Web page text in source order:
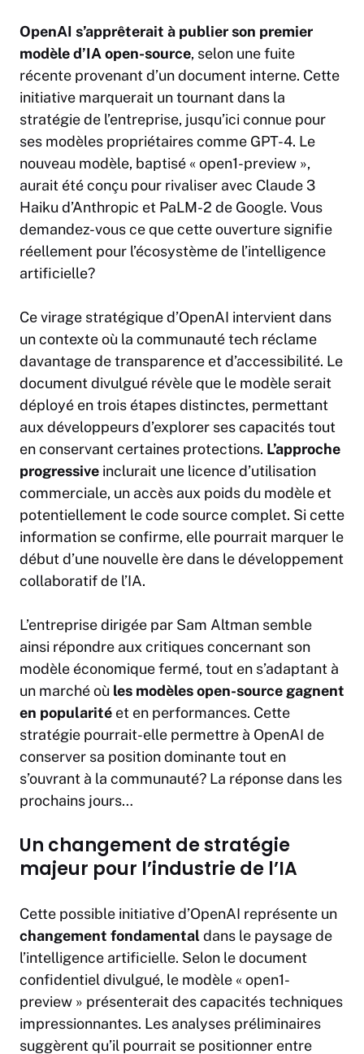
OpenAI s’apprêterait à publier son premier
modèle d’IA open-source, selon une fuite
récente provenant d’un document interne. Cette
initiative marquerait un tournant dans la
stratégie de l’entreprise, jusqu’ici connue pour
ses modèles propriétaires comme GPT-4. Le
nouveau modèle, baptisé « open1-preview »,
aurait été conçu pour rivaliser avec Claude 3
Haiku d’Anthropic et PaLM-2 de Google. Vous
demandez-vous ce que cette ouverture signifie
réellement pour l’écosystème de l’intelligence
artificielle?
Ce virage stratégique d’OpenAI intervient dans
un contexte où la communauté tech réclame
davantage de transparence et d’accessibilité. Le
document divulgué révèle que le modèle serait
déployé en trois étapes distinctes, permettant
aux développeurs d’explorer ses capacités tout
en conservant certaines protections. L’approche
progressive inclurait une licence d’utilisation
commerciale, un accès aux poids du modèle et
potentiellement le code source complet. Si cette
information se confirme, elle pourrait marquer le
début d’une nouvelle ère dans le développement
collaboratif de l’IA.
L’entreprise dirigée par Sam Altman semble
ainsi répondre aux critiques concernant son
modèle économique fermé, tout en s’adaptant à
un marché où les modèles open-source gagnent
en popularité et en performances. Cette
stratégie pourrait-elle permettre à OpenAI de
conserver sa position dominante tout en
s’ouvrant à la communauté? La réponse dans les
prochains jours…
Un changement de stratégie
majeur pour l’industrie de l’IA
Cette possible initiative d’OpenAI représente un
changement fondamentaldans le paysage de
l’intelligence artificielle. Selon le document
confidentiel divulgué, le modèle « open1-
preview » présenterait des capacités techniques
impressionnantes. Les analyses préliminaires
suggèrent qu’il pourrait se positionner entre